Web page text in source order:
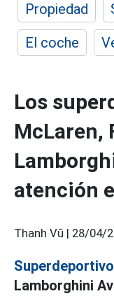
Propiedad
El coche
Los
McLaren,
atención
Thanh Vũ | 28/04/
Lamborghini